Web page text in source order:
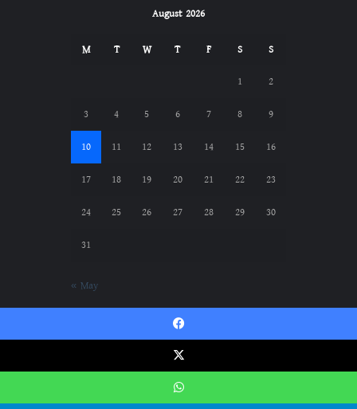
August 2026
M T W T F S S
1 2
3 4 5 6 7 8 9
10 11 12 13 14 15 16
17 18 19 20 21 22 23
24 25 26 27 28 29 30
31
« May
Gazwatul Hind || গাজওয়াতুল হিন্দ © Copyright
2024, All Rights Reserved
Facebook
X
WhatsApp